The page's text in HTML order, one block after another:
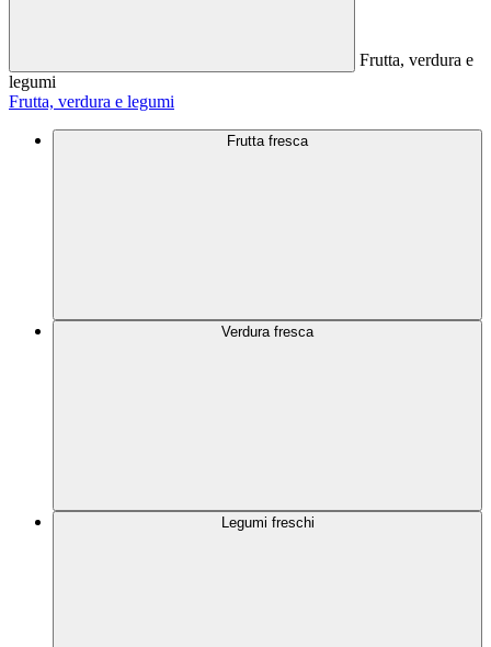
Frutta, verdura e
legumi
Frutta, verdura e legumi
Frutta fresca
Verdura fresca
Legumi freschi